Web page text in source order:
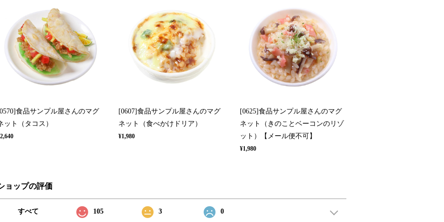
食品サンプル屋さんのマグ
ット（タコス）
[0607]食品サンプル屋さんのマグ
ネット（食べかけドリア）
¥1,980
[0625]食品サンプル屋さんのマグ
ネット（きのことベーコンのリゾ
ット）【メール便不可】
¥1,980
ョップの評価
すべて 105 3 0